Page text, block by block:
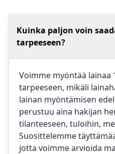
Kuinka paljon voin
tarpeeseen?
Voimme myöntää lainaa
tarpeeseen, mikäli
lainan myöntämisen
perustuu aina hakijan
tilanteeseen, tuloihin,
Suosittelemme
jotta voimme arvioida